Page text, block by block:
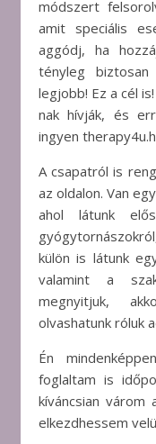
módszert
amit speciális
aggódj, ha
tényleg
legjobb! Ez a cél
nak hívják, és
ingyen
A csapatról is
az oldalon. Van
ahol látunk
külön is látunk
valamint a
megnyitjuk,
olvashatunk róluk
Én
foglaltam is
kíváncsian
elkezdhessem